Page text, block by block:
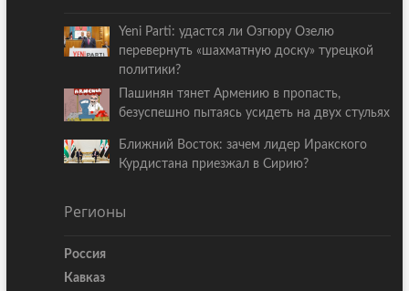
Yeni Parti: удастся ли Озгюру Озелю
перевернуть «шахматную доску» турецкой
политики?
Пашинян тянет Армению в пропасть,
безуспешно пытаясь усидеть на двух стульях
Ближний Восток: зачем лидер Иракского
Курдистана приезжал в Сирию?
Регионы
Россия
Кавказ